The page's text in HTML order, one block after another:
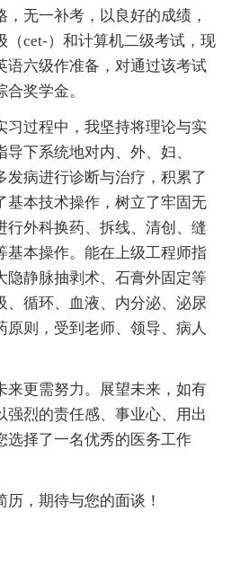
无一补考，以良好的成绩，
（cet-）和计算机二级考试，现
语六级作准备，对通过该考试
奖学金。
习过程中，我坚持将理论与实
下系统地对内、外、妇、
发病进行诊断与治疗，积累了
基本技术操作，树立了牢固无
行外科换药、拆线、清创、缝
基本操作。能在上级工程师指
隐静脉抽剥术、石膏外固定等
、循环、血液、内分泌、泌尿
则，受到老师、领导、病人
来更需努力。展望未来，如有
强烈的责任感、事业心、用出
选择了一名优秀的医务工作
历，期待与您的面谈！